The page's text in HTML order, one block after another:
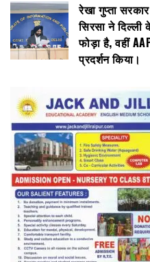
रेखा गुप्ता
सिरसा ने
फोड़ा है, वहीं
प्रदर्शन किया।